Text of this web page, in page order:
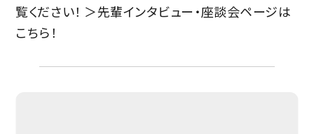
覧ください！ ＞先輩インタビュー・座談会ページは
こちら！